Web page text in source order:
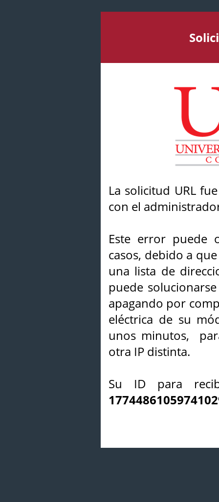
La solicitud URL
con el
Este error puede
casos, debido a
una lista de
puede
apagando por
eléctrica de su
unos minutos,
otra IP distinta.
Su ID para